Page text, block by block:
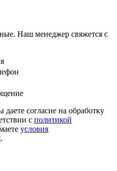
Наш менеджер свяжется с
согласие на обработку
с политикой
условия
.